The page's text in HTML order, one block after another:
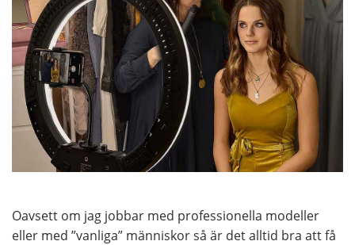
Oavsett om jag jobbar med professionella modeller
eller med ”vanliga” människor så är det alltid bra att få